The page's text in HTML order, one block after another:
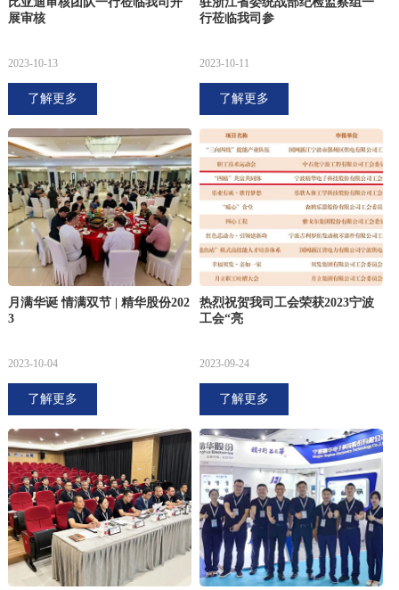
展审核
2023-10-13
了解更多
行莅临我司参
2023-10-11
了解更多
月满华诞 情满双节 | 精华股份202
3
2023-10-04
了解更多
热烈祝贺我司工会荣获2023宁波
工会“亮
2023-09-24
了解更多